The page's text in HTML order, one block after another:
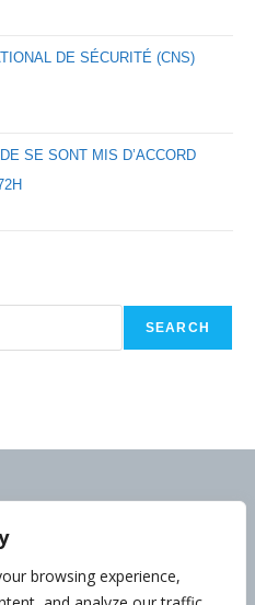
browsing experience,
DE SÉCURITÉ (CNS)
SE SONT MIS D’ACCORD
SEARCH